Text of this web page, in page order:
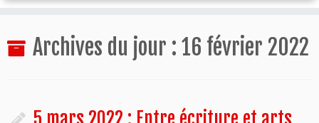
au
Archives du jour : 16 février 2022